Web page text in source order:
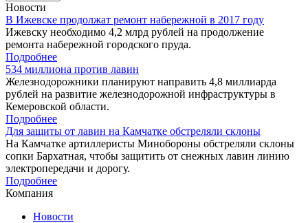
Новости
В Ижевске продолжат ремонт набережной в 2017 году
Ижевску необходимо 4,2 млрд рублей на продолжение
ремонта набережной городского пруда.
Подробнее
534 миллиона против лавин
Железнодорожники планируют направить 4,8 миллиарда
рублей на развитие железнодорожной инфраструктуры в
Кемеровской области.
Подробнее
Для защиты от лавин на Камчатке обстреляли склоны
На Камчатке артиллеристы Минобороны обстреляли склоны
сопки Бархатная, чтобы защитить от снежных лавин линию
электропередачи и дорогу.
Подробнее
Компания
Новости